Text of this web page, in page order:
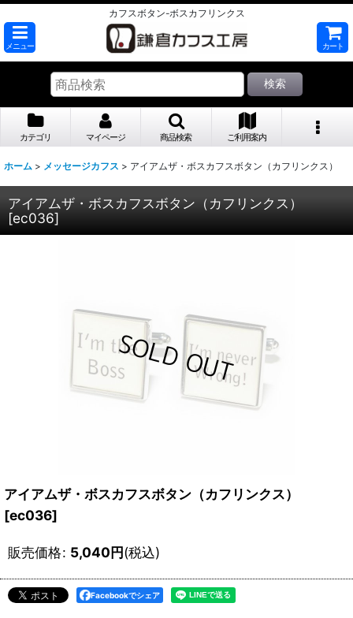
カフスボタン-ボスカフリンクス
メニュー カート
検索
カテゴリ マイページ 商品検索 ご利用案内
ホーム > メッセージカフス > アイアムザ・ボスカフスボタン（カフリンクス）
アイアムザ・ボスカフスボタン（カフリンクス）
[ec036]
アイアムザ・ボスカフスボタン（カフリンクス）
[ec036]
販売価格: 5,040円(税込)
Facebookでシェア